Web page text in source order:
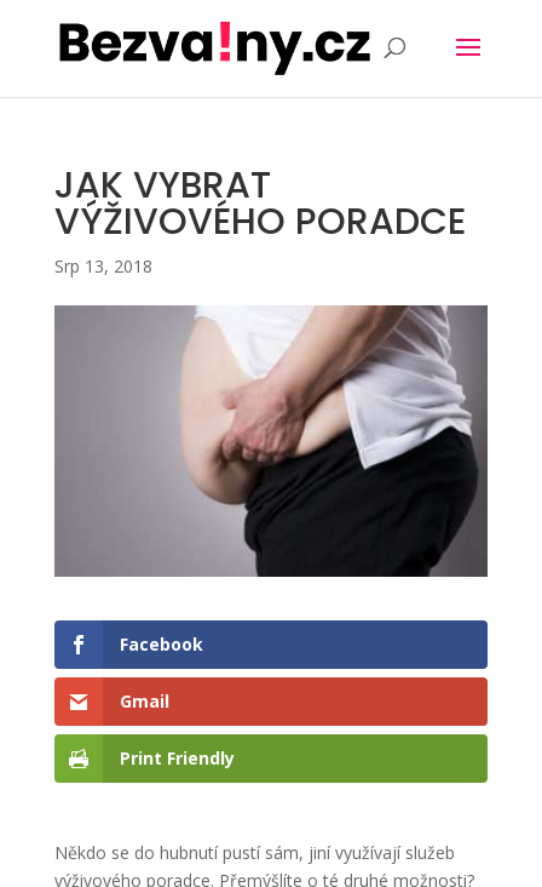
JAK VYBRAT
VÝŽIVOVÉHO PORADCE
Srp 13, 2018
Facebook
Gmail
Print Friendly
Někdo se do hubnutí pustí sám, jiní využívají služeb
výživového poradce. Přemýšlíte o té druhé možnosti?